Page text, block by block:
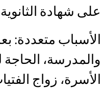
على شهادة
الأسباب متعددة:
والمدرسة،
الأسرة، زواج